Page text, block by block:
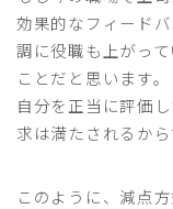
効果的なフィード
調に役職も上がっ
ことだと思います。
自分を正当に評価
求は満たされるか
このように、減点